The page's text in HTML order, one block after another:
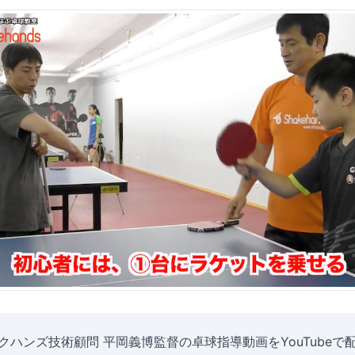
ハンズ技術顧問 平岡義博監督の卓球指導動画をYouTubeで